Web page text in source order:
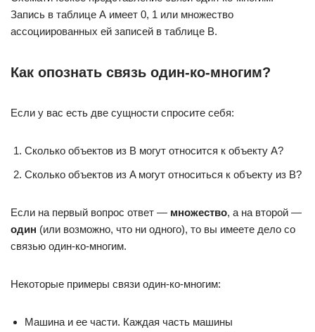
Запись в таблице А имеет 0, 1 или множество
ассоциированных ей записей в таблице B.
Как опознать связь один-ко-многим?
Если у вас есть две сущности спросите себя:
Сколько объектов из B могут относится к объекту A?
Сколько объектов из A могут относиться к объекту из B?
Если на первый вопрос ответ — множество, а на второй —
один (или возможно, что ни одного), то вы имеете дело со
связью один-ко-многим.
Некоторые примеры связи один-ко-многим:
Машина и ее части. Каждая часть машины